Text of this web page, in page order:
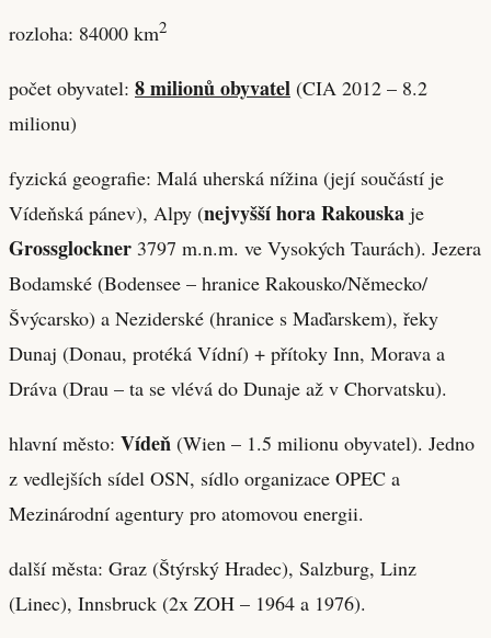
rozloha: 84000 km2
počet obyvatel: 8 milionů obyvatel (CIA 2012 – 8.2
milionu)
fyzická geografie: Malá uherská nížina (její součástí je
Vídeňská pánev), Alpy (nejvyšší hora Rakouska je
Grossglockner 3797 m.n.m. ve Vysokých Taurách). Jezera
Bodamské (Bodensee – hranice Rakousko/Německo/
Švýcarsko) a Neziderské (hranice s Maďarskem), řeky
Dunaj (Donau, protéká Vídní) + přítoky Inn, Morava a
Dráva (Drau – ta se vlévá do Dunaje až v Chorvatsku).
hlavní město: Vídeň (Wien – 1.5 milionu obyvatel). Jedno
z vedlejších sídel OSN, sídlo organizace OPEC a
Mezinárodní agentury pro atomovou energii.
další města: Graz (Štýrský Hradec), Salzburg, Linz
(Linec), Innsbruck (2x ZOH – 1964 a 1976).